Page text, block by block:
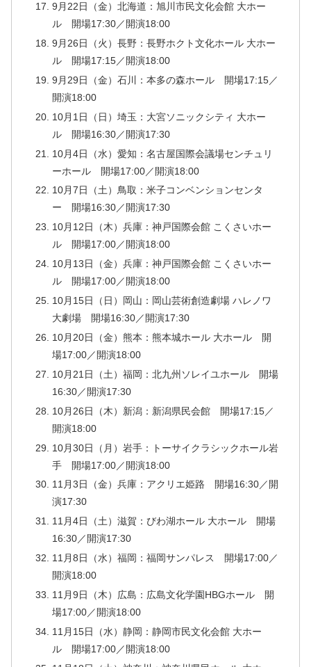
9月22日（金）北海道：旭川市民文化会館 大ホー
ル 開場17:30／開演18:00
9月26日（火）長野：長野ホクト文化ホール 大ホー
ル 開場17:15／開演18:00
9月29日（金）石川：本多の森ホール 開場17:15／
開演18:00
10月1日（日）埼玉：大宮ソニックシティ 大ホー
ル 開場16:30／開演17:30
10月4日（水）愛知：名古屋国際会議場センチュリ
ーホール 開場17:00／開演18:00
10月7日（土）鳥取：米子コンベンションセンタ
ー 開場16:30／開演17:30
10月12日（木）兵庫：神戸国際会館 こくさいホー
ル 開場17:00／開演18:00
10月13日（金）兵庫：神戸国際会館 こくさいホー
ル 開場17:00／開演18:00
10月15日（日）岡山：岡山芸術創造劇場 ハレノワ
大劇場 開場16:30／開演17:30
10月20日（金）熊本：熊本城ホール 大ホール 開
場17:00／開演18:00
10月21日（土）福岡：北九州ソレイユホール 開場
16:30／開演17:30
10月26日（木）新潟：新潟県民会館 開場17:15／
開演18:00
10月30日（月）岩手：トーサイクラシックホール岩
手 開場17:00／開演18:00
11月3日（金）兵庫：アクリエ姫路 開場16:30／開
演17:30
11月4日（土）滋賀：びわ湖ホール 大ホール 開場
16:30／開演17:30
11月8日（水）福岡：福岡サンパレス 開場17:00／
開演18:00
11月9日（木）広島：広島文化学園HBGホール 開
場17:00／開演18:00
11月15日（水）静岡：静岡市民文化会館 大ホー
ル 開場17:00／開演18:00